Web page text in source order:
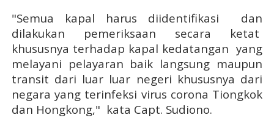
"Semua kapal harus diidentifikasi dan
dilakukan pemeriksaan secara ketat
khususnya terhadap kapal kedatangan yang
melayani pelayaran baik langsung maupun
transit dari luar luar negeri khususnya dari
negara yang terinfeksi virus corona Tiongkok
dan Hongkong," kata Capt. Sudiono.